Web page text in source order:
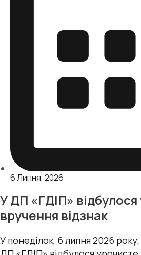
6 Липня, 2026
У ДП «ГДІП»
вручення відзнак
У понеділок, 6 липня 2026